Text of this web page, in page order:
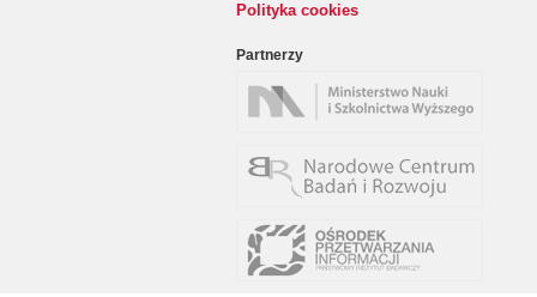
Polityka cookies
Partnerzy